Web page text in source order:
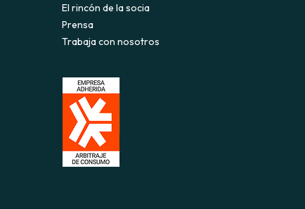
El rincón de la socia
Prensa
Trabaja con nosotros